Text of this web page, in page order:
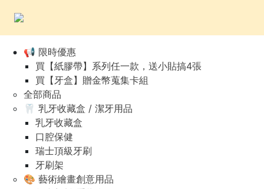
📢 限時優惠
買【紙膠帶】系列任一款，送小貼搞4張
買【牙盒】贈金幣蒐集卡組
全部商品
🦷 乳牙收藏盒 / 潔牙用品
乳牙收藏盒
口腔保健
瑞士頂級牙刷
牙刷架
🎨 藝術繪畫創意用品